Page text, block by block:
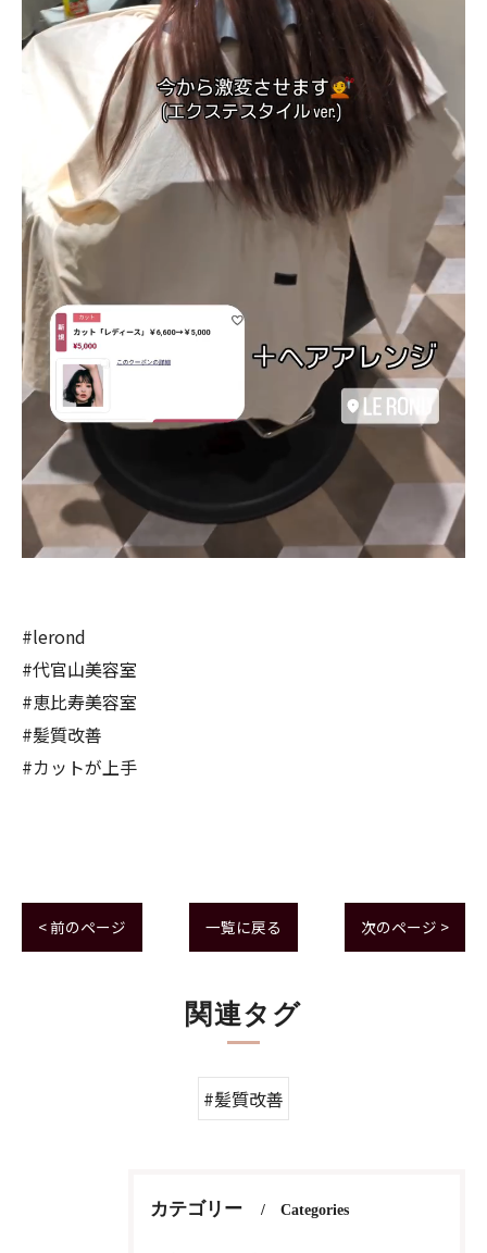
#lerond
#代官山美容室
#恵比寿美容室
#髪質改善
#カットが上手
< 前のページ 一覧に戻る 次のページ >
関連タグ
#髪質改善
カテゴリー Categories